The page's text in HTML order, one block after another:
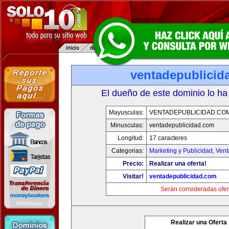
El dueño de este dominio lo
Mayusculas:
Minusculas:
ventadepublicidad.com
Longitud:
17 caracteres
Categorias:
Marketing y Publicidad ,
Precio:
Realizar una oferta!
Visitar!
ventadepublicidad.com
Serán consideradas
Realizar una Oferta